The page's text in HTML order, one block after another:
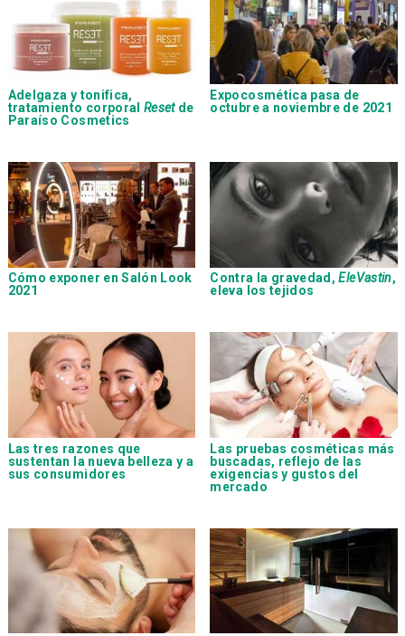
Adelgaza y tonifica,
tratamiento corporalResetde
Paraíso Cosmetics
Expocosmética pasa de
octubre a noviembre de 2021
Cómo exponer en Salón Look
2021
Contra la gravedad,EleVastin,
eleva los tejidos
Las tres razones que
sustentan la nueva belleza y a
sus consumidores
Las pruebas cosméticas más
buscadas, reflejo de las
exigencias y gustos del
mercado